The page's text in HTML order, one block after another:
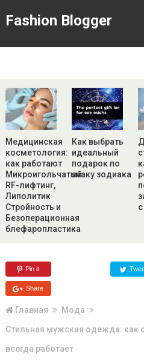
Fashion Blogger
Медицинская
косметология:
как работают
Микроигольчатый
RF-лифтинг,
Липолитик
Стройность и
Безоперационная
блефаропластика
Как выбрать
идеальный
подарок по
знаку зодиака
Pin it
Share
Главная
Мода
Стильная мужская одежда: как
всегда работает